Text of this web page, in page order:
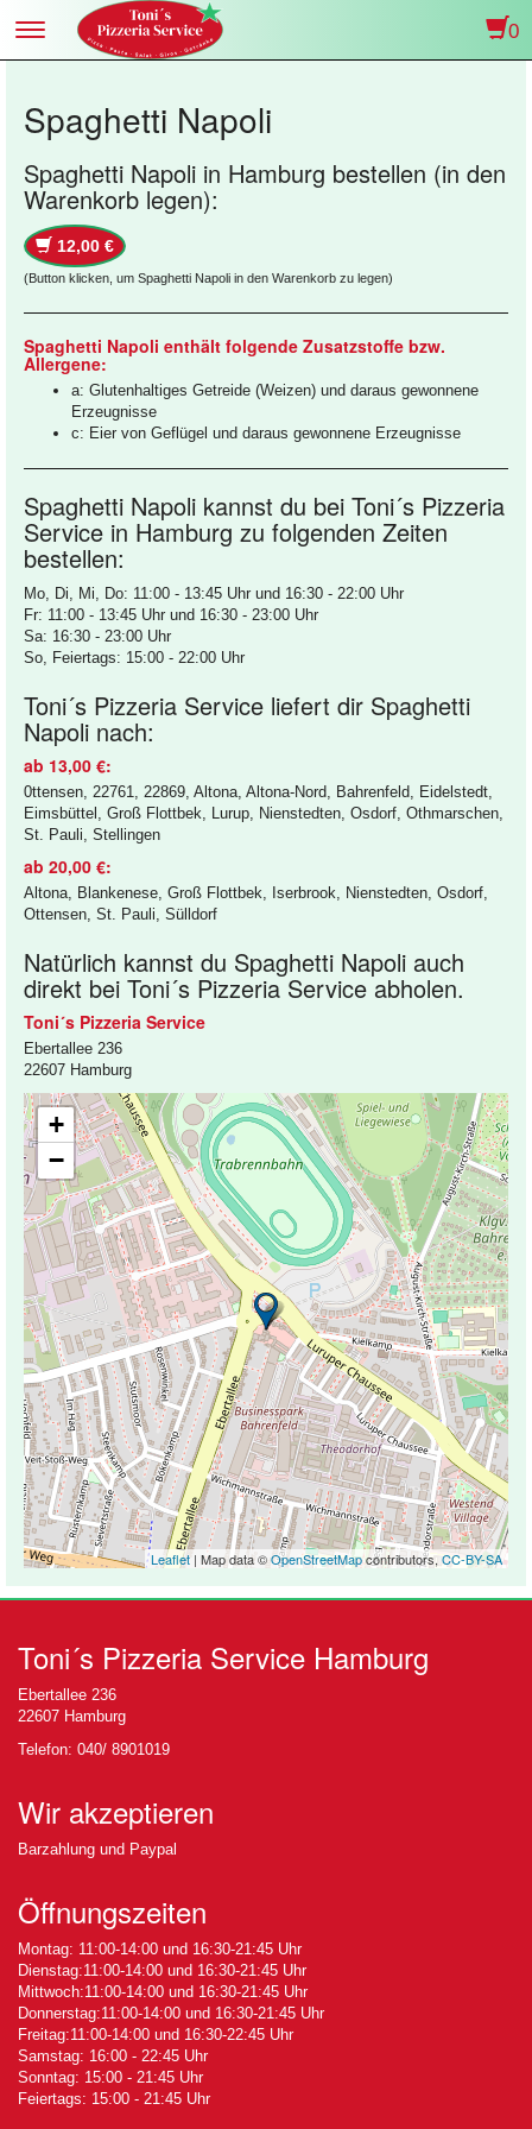
Toggle
navigation
0
Spaghetti Napoli
Spaghetti Napoli in Hamburg bestellen (in den
Warenkorb legen):
12,00 €
(Button klicken, um Spaghetti Napoli in den Warenkorb zu legen)
Spaghetti Napoli enthält folgende Zusatzstoffe bzw.
Allergene:
a: Glutenhaltiges Getreide (Weizen) und daraus gewonnene
Erzeugnisse
c: Eier von Geflügel und daraus gewonnene Erzeugnisse
Spaghetti Napoli kannst du bei Toni´s Pizzeria
Service in Hamburg zu folgenden Zeiten
bestellen:
Mo, Di, Mi, Do: 11:00 - 13:45 Uhr und 16:30 - 22:00 Uhr
Fr: 11:00 - 13:45 Uhr und 16:30 - 23:00 Uhr
Sa: 16:30 - 23:00 Uhr
So, Feiertags: 15:00 - 22:00 Uhr
Toni´s Pizzeria Service liefert dir Spaghetti
Napoli nach:
ab 13,00 €:
0ttensen, 22761, 22869, Altona, Altona-Nord, Bahrenfeld, Eidelstedt,
Eimsbüttel, Groß Flottbek, Lurup, Nienstedten, Osdorf, Othmarschen,
St. Pauli, Stellingen
ab 20,00 €:
Altona, Blankenese, Groß Flottbek, Iserbrook, Nienstedten, Osdorf,
Ottensen, St. Pauli, Sülldorf
Natürlich kannst du Spaghetti Napoli auch
direkt bei Toni´s Pizzeria Service abholen.
Toni´s Pizzeria Service
Ebertallee 236
22607 Hamburg
+
−
Leaflet | Map data ©OpenStreetMapcontributors, CC-BY-SA
Toni´s Pizzeria Service Hamburg
Ebertallee 236
22607 Hamburg
Telefon: 040/ 8901019
Wir akzeptieren
Barzahlung und Paypal
Öffnungszeiten
Montag: 11:00-14:00 und 16:30-21:45 Uhr
Dienstag:11:00-14:00 und 16:30-21:45 Uhr
Mittwoch:11:00-14:00 und 16:30-21:45 Uhr
Donnerstag:11:00-14:00 und 16:30-21:45 Uhr
Freitag:11:00-14:00 und 16:30-22:45 Uhr
Samstag: 16:00 - 22:45 Uhr
Sonntag: 15:00 - 21:45 Uhr
Feiertags: 15:00 - 21:45 Uhr